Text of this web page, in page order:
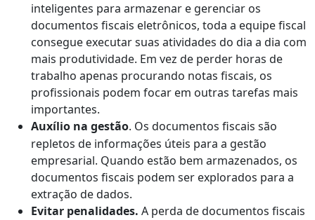
inteligentes para armazenar e gerenciar os
documentos fiscais eletrônicos, toda a equipe fiscal
consegue executar suas atividades do dia a dia com
mais produtividade. Em vez de perder horas de
trabalho apenas procurando notas fiscais, os
profissionais podem focar em outras tarefas mais
importantes.
Auxílio na gestão. Os documentos fiscais são
repletos de informações úteis para a gestão
empresarial. Quando estão bem armazenados, os
documentos fiscais podem ser explorados para a
extração de dados.
Evitar penalidades. A perda de documentos fiscais